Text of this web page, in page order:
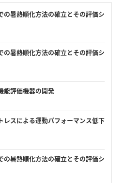
の暑熱順化方法の確立とその評価シ
の暑熱順化方法の確立とその評価シ
能評価機器の開発
レスによる運動パフォーマンス低下
の暑熱順化方法の確立とその評価シ